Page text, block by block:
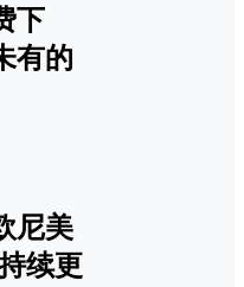
下
有的
尼美
续更